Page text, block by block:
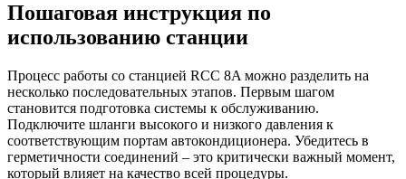
Пошаговая инструкция по
использованию станции
Процесс работы со станцией RCC 8A можно разделить на
несколько последовательных этапов. Первым шагом
становится подготовка системы к обслуживанию.
Подключите шланги высокого и низкого давления к
соответствующим портам автокондиционера. Убедитесь в
герметичности соединений – это критически важный момент,
который влияет на качество всей процедуры.